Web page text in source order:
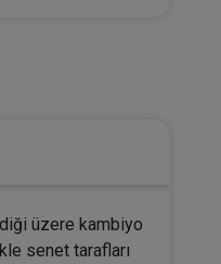
üzere kambiyo
senet tarafları